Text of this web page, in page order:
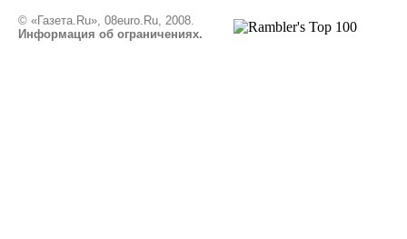
© «Газета.Ru», 08euro.Ru, 2008.
Информация об ограничениях.